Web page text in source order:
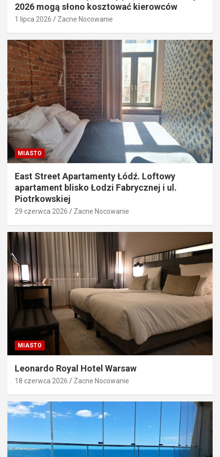
2026 mogą słono kosztować kierowców
1 lipca 2026 Zacne Nocowanie
MIASTO
East Street Apartamenty Łódź. Loftowy
apartament blisko Łodzi Fabrycznej i ul.
Piotrkowskiej
29 czerwca 2026 Zacne Nocowanie
MIASTO
Leonardo Royal Hotel Warsaw
18 czerwca 2026 Zacne Nocowanie